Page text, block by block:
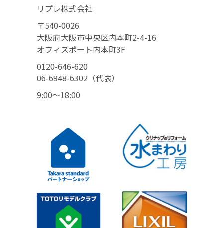
リプレ株式会社
〒540-0026
大阪府大阪市中央区内本町2-4-16
オフィスポート内本町3F
0120-646-620
06-6948-6302（代表）
9:00〜18:00